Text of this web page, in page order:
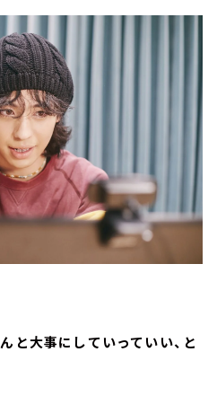
と大事にしていっていい、と